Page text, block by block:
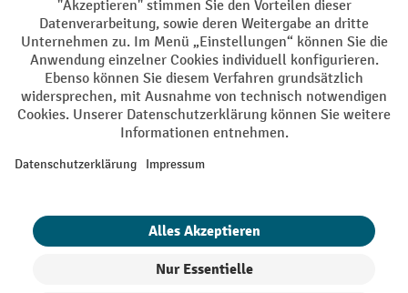
AGB Impressum Datenschutz Privacy Settings
Alle Preise exkl. gesetzl. Mehrwertsteuer zzgl.Versandkostenund ggf.
Nachnahmegebühren, wenn nicht anders angegeben.
¹ Der Rabatt gilt so lange der Vorrat reicht. Der Rabatt gilt nicht auf
oder Gutscheinen ist nicht möglich. | ² Der Rabatt wird einmalig bei
eingelöst werden. Die Höhe des Rabatts variiert je nach
Produktkategorie und beträgt bis zu 10 % (10 % auf Lager, Umwelt,
Heben | 7% auf Büro). Ausgenommen sind Elektro-Hubwagen,